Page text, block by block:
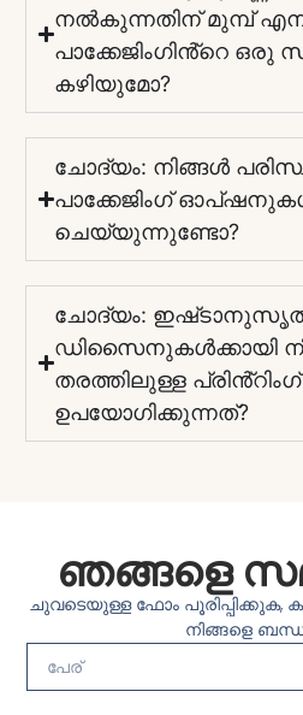
നൽകുന്നതിന് മുമ്പ്
പാക്കേജിംഗിൻ്റെ ഒരു
കഴിയുമോ?
ചോദ്യം: നിങ്ങൾ
പാക്കേജിംഗ്
ചെയ്യുന്നുണ്ടോ?
ചോദ്യം:
ഡിസൈനുകൾക്കായി
തരത്തിലുള്ള
ഉപയോഗിക്കുന്നത്?
ഞങ്ങളെ
ചുവടെയുള്ള ഫോം പൂരിപ്പിക്കുക,
നിങ്ങളെ